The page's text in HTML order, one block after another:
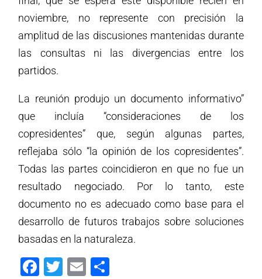
noviembre, no represente con precisión la
amplitud de las discusiones mantenidas durante
las consultas ni las divergencias entre los
partidos.
La reunión produjo un documento informativo”
que incluía “consideraciones de los
copresidentes” que, según algunas partes,
reflejaba sólo “la opinión de los copresidentes”.
Todas las partes coincidieron en que no fue un
resultado negociado. Por lo tanto, este
documento no es adecuado como base para el
desarrollo de futuros trabajos sobre soluciones
basadas en la naturaleza.
Facebook
Twitter
Email